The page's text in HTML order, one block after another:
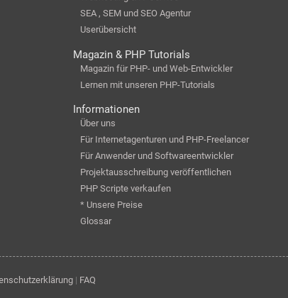
SEA , SEM und SEO Agentur
Userübersicht
Magazin & PHP Tutorials
Magazin für PHP- und Web-Entwickler
Lernen mit unseren PHP-Tutorials
Informationen
Über uns
Für Internetagenturen und PHP-Freelancer
Für Anwender und Softwareentwickler
Projektausschreibung veröffentlichen
PHP Scripte verkaufen
* Unsere Preise
Glossar
| FAQ